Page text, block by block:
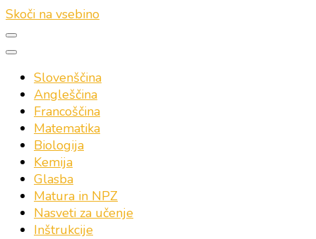
Skoči na vsebino
Slovenščina
Angleščina
Francoščina
Matematika
Biologija
Kemija
Glasba
Matura in NPZ
Nasveti za učenje
Inštrukcije